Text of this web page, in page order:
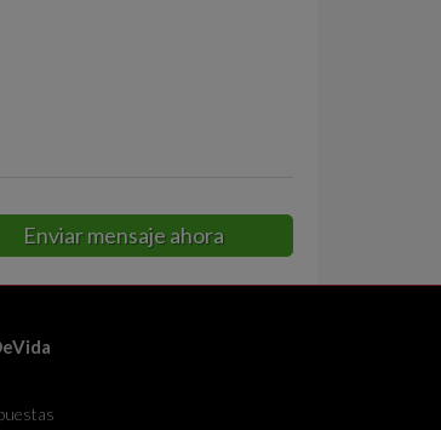
Enviar mensaje ahora